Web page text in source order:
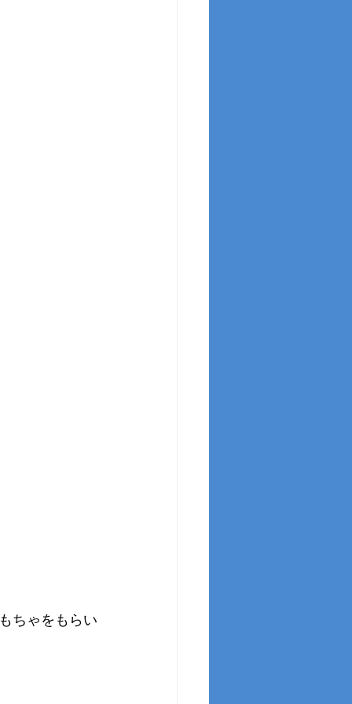
ちゃをもらい